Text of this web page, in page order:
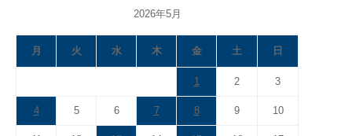
2026年5月
月 火 水 木 金 土 日
1 2 3
4 5 6 7 8 9 10